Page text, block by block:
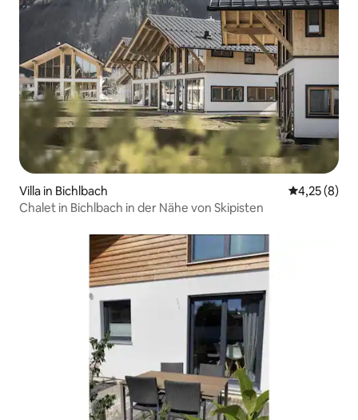
Villa in Bichlbach
4,25 (8)
Chalet in Bichlbach in der Nähe von Skipisten